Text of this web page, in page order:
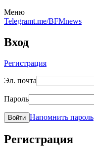
Меню
Telegramt.me/BFMnews
Вход
Регистрация
Эл. почта
Пароль
Войти Напомнить пароль
Регистрация